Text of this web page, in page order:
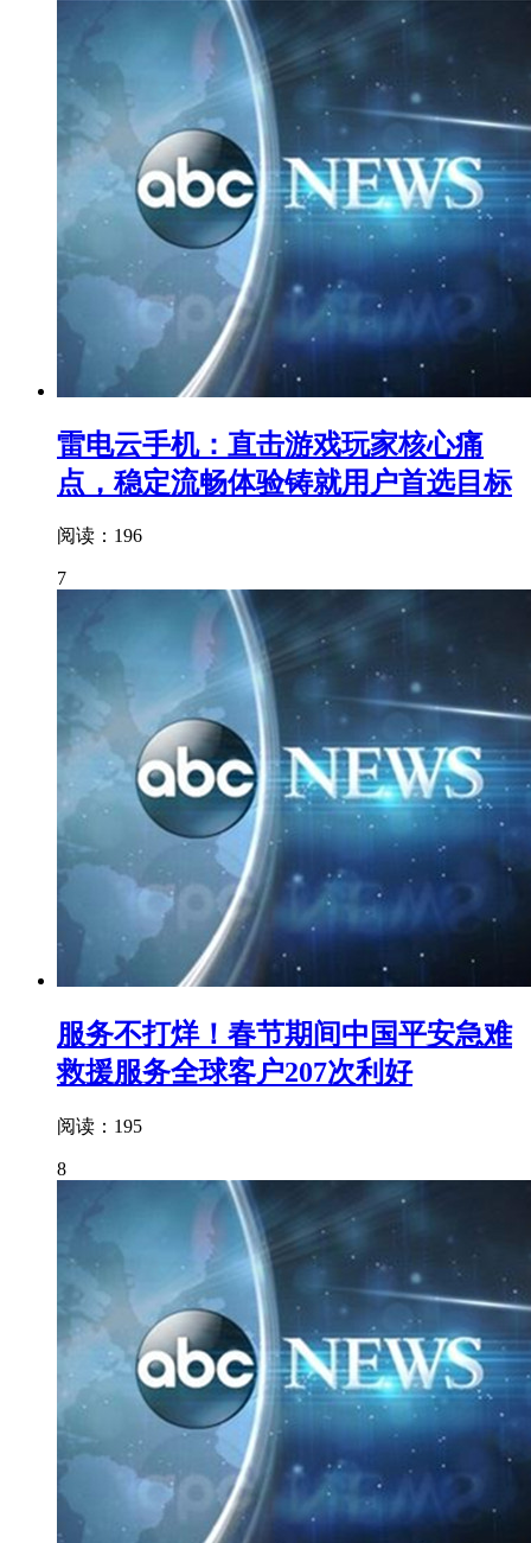
雷电云手机：直击游戏玩家核心痛
点，稳定流畅体验铸就用户首选目标
阅读：196
7
服务不打烊！春节期间中国平安急难
救援服务全球客户207次利好
阅读：195
8